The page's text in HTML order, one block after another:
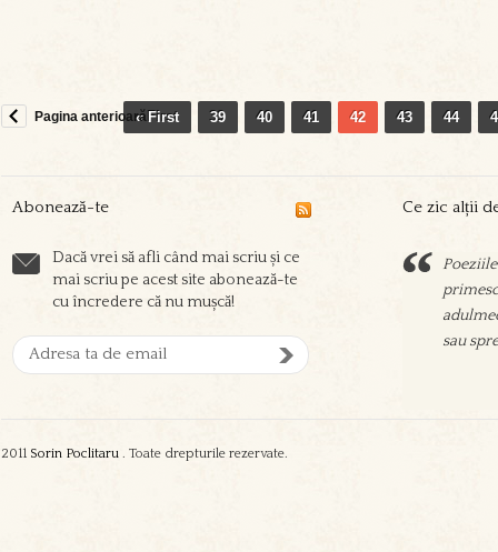
Pagina anterioară« First 39 40 41 42 43 44
Abonează-te
Dacă vrei să afli când mai scriu și ce
mai scriu pe acest site abonează-te
cu încredere că nu mușcă!
Ce zic alții
sau
Sorin
aşeza
2011 Sorin Poclitaru . Toate drepturile rezervate.